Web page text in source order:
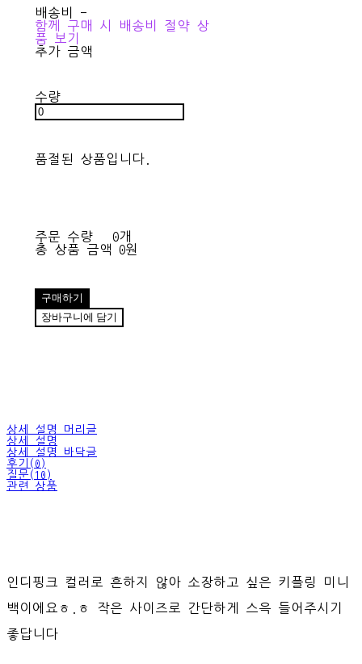
배송비 -
함께 구매 시 배송비 절약 상
품 보기
추가 금액
수량
품절된 상품입니다.
주문 수량
0개
총 상품 금액
0원
구매하기
장바구니에 담기
상세 설명 머리글
상세 설명
상세 설명 바닥글
후기(0)
질문(10)
관련 상품
인디핑크 컬러로 흔하지 않아 소장하고 싶은 키플링 미니
백이에요ㅎ.ㅎ 작은 사이즈로 간단하게 스윽 들어주시기
좋답니다